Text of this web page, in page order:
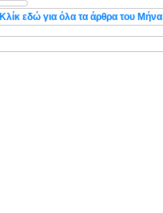
Κλίκ εδώ για όλα τα άρθρα του Μήνα